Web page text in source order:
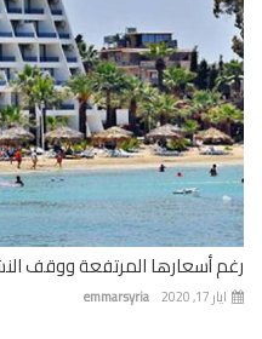
أسعارها المرتفعة ووقف النشاط
emmarsyria